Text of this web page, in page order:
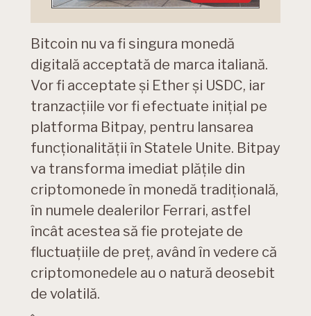
Bitcoin nu va fi singura monedă
digitală acceptată de marca italiană.
Vor fi acceptate și Ether și USDC, iar
tranzacțiile vor fi efectuate inițial pe
platforma Bitpay, pentru lansarea
funcționalității în Statele Unite. Bitpay
va transforma imediat plățile din
criptomonede în monedă tradițională,
în numele dealerilor Ferrari, astfel
încât acestea să fie protejate de
fluctuațiile de preț, având în vedere că
criptomonedele au o natură deosebit
de volatilă.